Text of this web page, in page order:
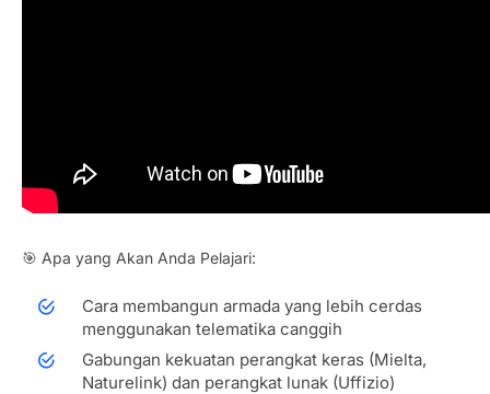
🎯 Apa yang Akan Anda Pelajari:
Cara membangun armada yang lebih cerdas
menggunakan telematika canggih
Gabungan kekuatan perangkat keras (Mielta,
Naturelink) dan perangkat lunak (Uffizio)